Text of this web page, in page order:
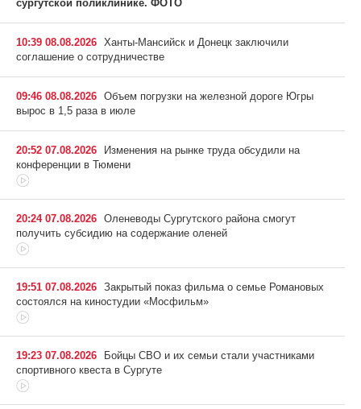
сургутской поликлинике. ФОТО
10:39 08.08.2026 Ханты-Мансийск и Донецк заключили
соглашение о сотрудничестве
09:46 08.08.2026 Объем погрузки на железной дороге Югры
вырос в 1,5 раза в июле
20:52 07.08.2026
Изменения на рынке труда обсудили на
конференции в Тюмени
20:24 07.08.2026 Оленеводы Сургутского района смогут
получить субсидию на содержание оленей
19:51 07.08.2026 Закрытый показ фильма о семье Романовых
состоялся на киностудии «Мосфильм»
19:23 07.08.2026
Бойцы СВО и их семьи стали участниками
спортивного квеста в Сургуте